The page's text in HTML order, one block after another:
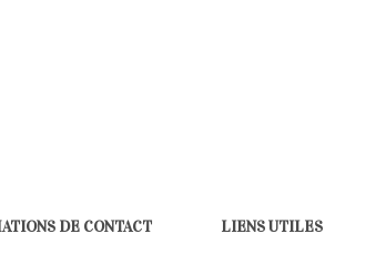
DE CONTACT LIENS UTILES